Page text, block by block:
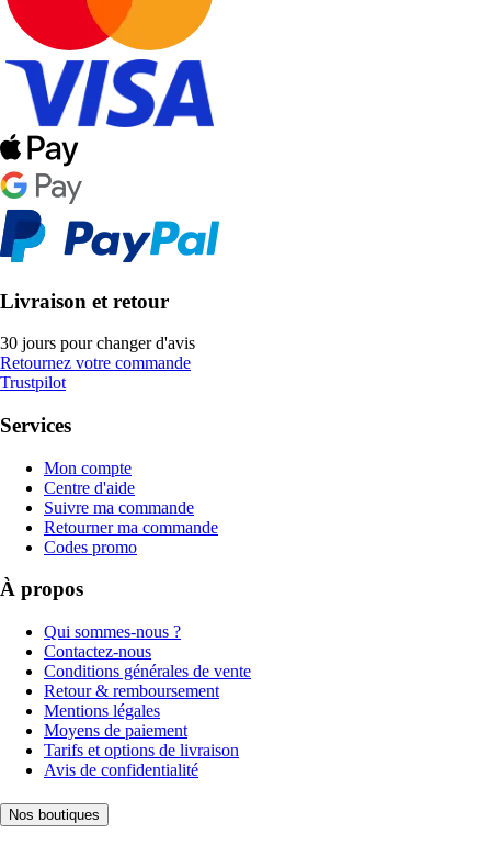
Livraison et retour
30 jours pour changer d'avis
Retournez votre commande
Trustpilot
Services
Mon compte
Centre d'aide
Suivre ma commande
Retourner ma commande
Codes promo
À propos
Qui sommes-nous ?
Contactez-nous
Conditions générales de vente
Retour & remboursement
Mentions légales
Moyens de paiement
Tarifs et options de livraison
Avis de confidentialité
Nos boutiques